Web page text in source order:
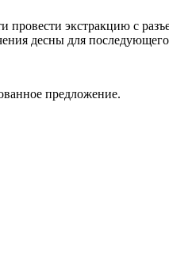
экстракцию с
десны для
предложение.